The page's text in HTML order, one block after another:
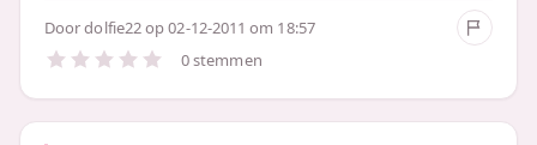
Doordolfie22op 02-12-2011 om 18:57
0 stemmen